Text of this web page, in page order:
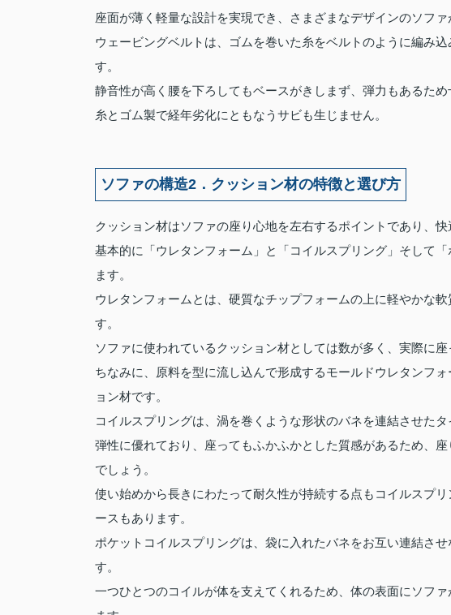
座面が薄く軽量な設計を実現でき、さまざまなデザインのソファ
ウェービングベルトは、ゴムを巻いた糸をベルトのように編み
す。
静音性が高く腰を下ろしてもベースがきしまず、弾力もあるため
糸とゴム製で経年劣化にともなうサビも生じません。
ソファの構造2．クッション材の特徴と選び方
クッション材はソファの座り心地を左右するポイントであり、快
基本的に「ウレタンフォーム」と「コイルスプリング」そして
ます。
ウレタンフォームとは、硬質なチップフォームの上に軽やかな
す。
ソファに使われているクッション材としては数が多く、実際に
ちなみに、原料を型に流し込んで形成するモールドウレタンフ
ョン材です。
コイルスプリングは、渦を巻くような形状のバネを連結させたタ
弾性に優れており、座ってもふかふかとした質感があるため、
でしょう。
使い始めから長きにわたって耐久性が持続する点もコイルスプ
ースもあります。
ポケットコイルスプリングは、袋に入れたバネをお互い連結さ
す。
一つひとつのコイルが体を支えてくれるため、体の表面にソフ